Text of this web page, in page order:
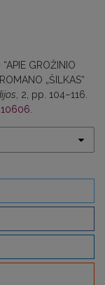
GROŽINIO
„ŠILKAS“
, 2, pp. 104–116.